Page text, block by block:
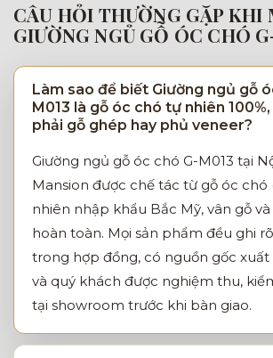
CÂU HỎI THƯỜNG GẶP KHI
GIƯỜNG NGỦ GỖ ÓC CHÓ
Làm sao để biết Giường ngủ gỗ
M013 là gỗ óc chó tự nhiên
phải gỗ ghép hay phủ veneer?
Giường ngủ gỗ óc chó G-M013 tại
Mansion được chế tác từ gỗ óc
nhiên nhập khẩu Bắc Mỹ, vân gỗ
hoàn toàn. Mọi sản phẩm đều ghi
trong hợp đồng, có nguồn gốc
và quý khách được nghiệm thu,
tại showroom trước khi bàn giao.